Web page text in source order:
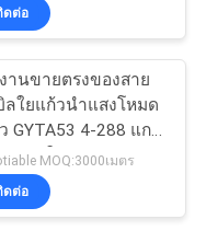
ดต่อ
านขายตรงของสาย
ลใยแก้วนำแสงโหมด
GYTA53 4-288 แกน
คเบิลใยแก้วนำแสง
ราะกลางแจ้งโดยตรง
MOQ:3000เมตร
ดต่อ